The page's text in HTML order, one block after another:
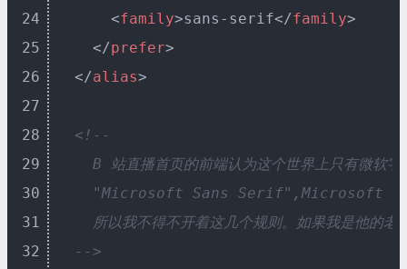
24
25
26
27
28
29
30
31
32
<family>sans-serif</family>
</prefer>
</alias>
<!--
B 站直播首页的前端认为这个世界上只有微
"Microsoft Sans Serif",Microsoft
所以我不得不开着这几个规则。如果我是他的老
  -->